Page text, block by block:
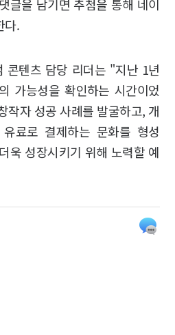
글을 남기면 추첨을 통해 네이
다.
콘텐츠 담당 리더는 "지난 1년
가능성을 확인하는 시간이었
작자 성공 사례를 발굴하고, 개
료로 결제하는 문화를 형성
욱 성장시키기 위해 노력할 예